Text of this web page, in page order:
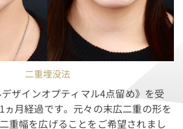
二重埋没法
ザインオプティマル4点留め》を受
ヵ月経過です。元々の末広二重の形を
重幅を広げることをご希望されまし